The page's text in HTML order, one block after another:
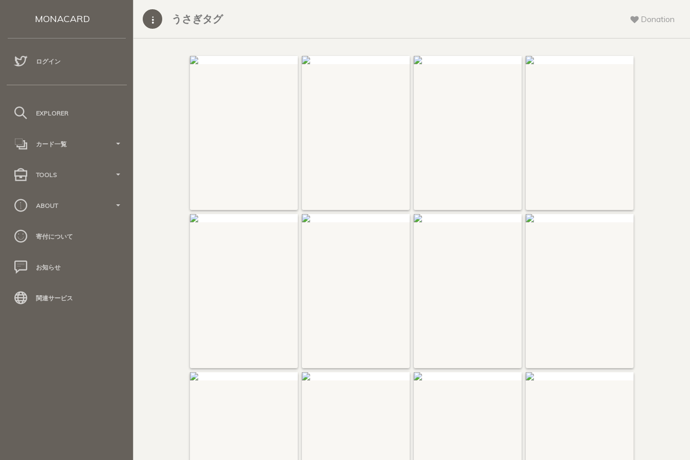
MONACARD
ログイン
EXPLORER
カード一覧
TOOLS
ABOUT
寄付について
お知らせ
関連サービス
うさぎタグ Donation